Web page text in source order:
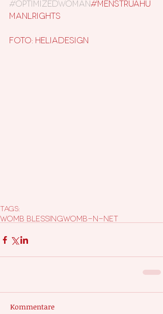
#optimizedwoman#menstruahu
manlrights
Foto: HeliaDesign
Tags:
Womb BlessingWomb-N-Net
Kommentare